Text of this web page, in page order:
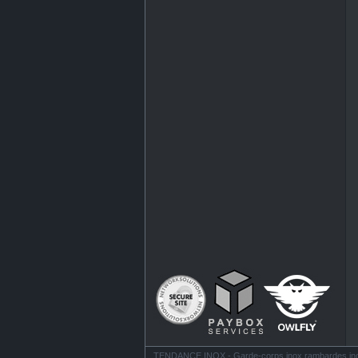
TENDANCE INOX - Garde-corps inox rambardes